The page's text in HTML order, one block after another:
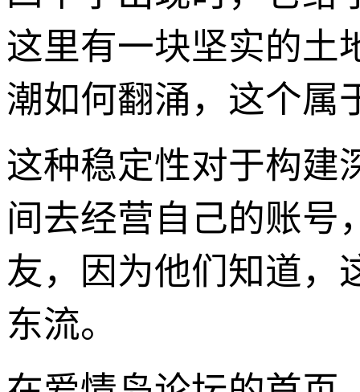
这里有一块坚实的土
潮如何翻涌，这个属
这种稳定性对于构建
间去经营自己的账号
友，因为他们知道，
东流。